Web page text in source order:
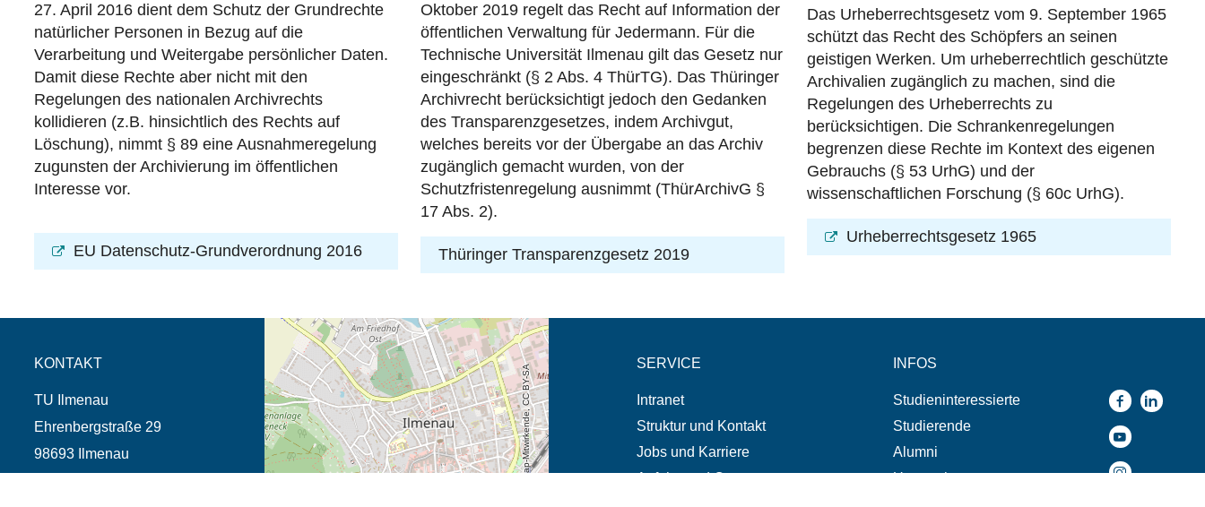
27. April 2016 dient dem Schutz der Grundrechte
natürlicher Personen in Bezug auf die
Verarbeitung und Weitergabe persönlicher Daten.
Damit diese Rechte aber nicht mit den
Regelungen des nationalen Archivrechts
kollidieren (z.B. hinsichtlich des Rechts auf
Löschung), nimmt § 89 eine Ausnahmeregelung
zugunsten der Archivierung im öffentlichen
Interesse vor.
EU Datenschutz-Grundverordnung 2016
Oktober 2019 regelt das Recht auf Information der
öffentlichen Verwaltung für Jedermann. Für die
Technische Universität Ilmenau gilt das Gesetz nur
eingeschränkt (§ 2 Abs. 4 ThürTG). Das Thüringer
Archivrecht berücksichtigt jedoch den Gedanken
des Transparenzgesetzes, indem Archivgut,
welches bereits vor der Übergabe an das Archiv
zugänglich gemacht wurden, von der
Schutzfristenregelung ausnimmt (ThürArchivG §
17 Abs. 2).
Thüringer Transparenzgesetz 2019
Das Urheberrechtsgesetz vom 9. September 1965
schützt das Recht des Schöpfers an seinen
geistigen Werken. Um urheberrechtlich geschützte
Archivalien zugänglich zu machen, sind die
Regelungen des Urheberrechts zu
berücksichtigen. Die Schrankenregelungen
begrenzen diese Rechte im Kontext des eigenen
Gebrauchs (§ 53 UrhG) und der
wissenschaftlichen Forschung (§ 60c UrhG).
Urheberrechtsgesetz 1965
KONTAKT
TU Ilmenau
Ehrenbergstraße 29
98693 Ilmenau
Öffnet die Anfahrtsbeschreibung in neuem
Tab (Karte)
© OpenStreetMap-Mitwirkende, CC BY-SA SERVICE
Intranet
Struktur und Kontakt
Jobs und Karriere
Anfahrt und Campus
INFOS
Studieninteressierte
Studierende
Alumni
Unternehmen